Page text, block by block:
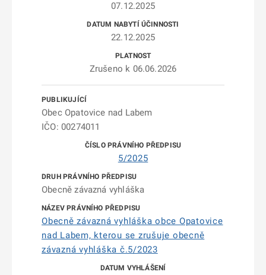
07.12.2025
22.12.2025
Zrušeno k 06.06.2026
Obec Opatovice nad Labem
IČO: 00274011
5/2025
Obecně závazná vyhláška
Obecně závazná vyhláška obce Opatovice
nad Labem, kterou se zrušuje obecně
závazná vyhláška č.5/2023